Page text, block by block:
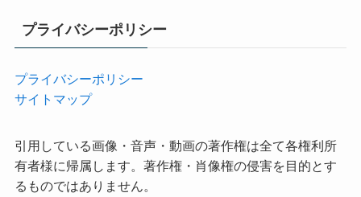
プライバシーポリシー
プライバシーポリシー
サイトマップ
引用している画像・音声・動画の著作権は全て各権利所
有者様に帰属します。著作権・肖像権の侵害を目的とす
るものではありません。